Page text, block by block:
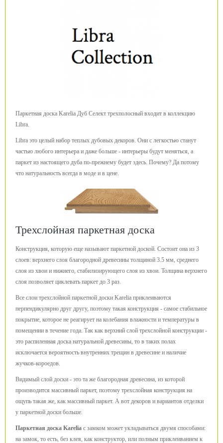
Паркетная доска Karelia Дуб Селект трехполосный входит в коллекцию
Libra.
Libra это целый набор теплых дубовых декоров. Они с легкостью станут
частью любого интерьера и даже больше - интерьеры будут меняться, а
паркет из настоящего дуба по-прежнему будет здесь. Почему? Да потому
что натуральность всегда в моде и в цене.
Трехслойная паркетная доска
Конструкция, которую еще называют паркетной доской. Состоит она из 3
слоев: верхнего слоя благородной древесины толщиной 3.5 мм, среднего
слоя из хвои и нижнего, стабилизирующего слоя из хвои. Толщина верхнего
слоя позволяет циклевать паркет до 3 раз.
Все слои трехслойной паркетной доски Karelia приклеиваются
перпендикулярно друг другу, поэтому такая конструкция - самое стабильное
покрытие, которое не реагирует на колебания влажности и температуры в
помещении в течение года. Так как верхний слой трехслойной конструкции -
это распиленная доска натуральной древесины, то в таких полах
исключается вероятность внутренних трещин в древесине и наличие
жучков-короедов.
Видимый слой доски - это та же благородная древесина, из которой
производится массивный паркет, поэтому трехслойная конструкция на
ощупь такая же, как массивный паркет. А вот декоров и вариантов отделки
у паркетной доски больше.
Паркетная доска Karelia с замком может укладываться двумя способами:
на замок, то есть, без клея, как конструктор, или полным приклеиванием к